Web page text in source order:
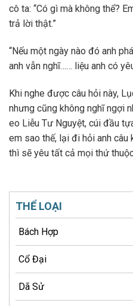
cô ta: “Có gì mà không thể?
trả lời thật.”
“Nếu một ngày nào đó anh
anh vẫn nghĩ…… liệu anh có
Khi nghe được câu hỏi này,
nhưng cũng không nghĩ ngợi
eo Liễu Tư Nguyệt, cúi đầu
em sao thế, lại đi hỏi anh câu
thì sẽ yêu tất cả mọi thứ
THỂ LOẠI
Bách Hợp
Cổ Đại
Dã Sử